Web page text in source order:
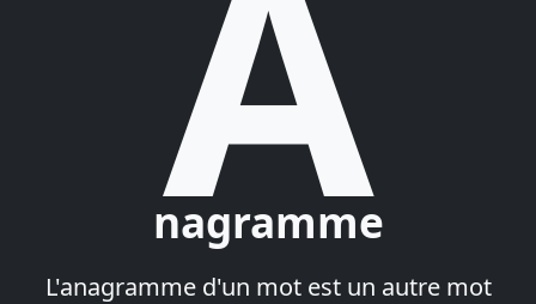
nagramme
L'anagramme d'un mot est un autre mot